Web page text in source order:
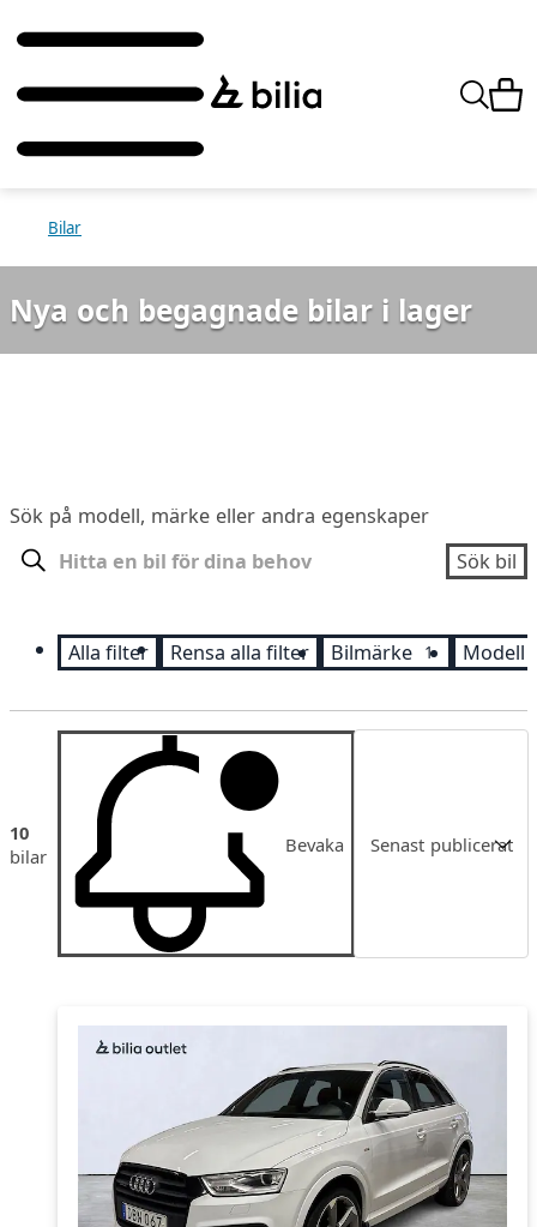
Bilar
Nya och begagnade bilar i lager
Sök på modell, märke eller andra egenskaper
Sök bil
Alla filter Rensa alla filter Bilmärke 1 Modell
10
bilar
Bevaka Senast publicerat
Pris
Pris fallande